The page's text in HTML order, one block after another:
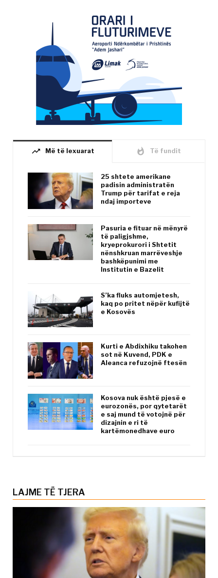
trending_up Më të lexuarat whatshot Të fundit
25 shtete amerikane
padisin administratën
Trump për tarifat e reja
ndaj importeve
Pasuria e fituar në mënyrë
të paligjshme,
kryeprokurori i Shtetit
nënshkruan marrëveshje
bashkëpunimi me
Institutin e Bazelit
S’ka fluks automjetesh,
kaq po pritet nëpër kufijtë
e Kosovës
Kurti e Abdixhiku takohen
sot në Kuvend, PDK e
Aleanca refuzojnë ftesën
Kosova nuk është pjesë e
eurozonës, por qytetarët
e saj mund të votojnë për
dizajnin e ri të
kartëmonedhave euro
LAJME TË TJERA